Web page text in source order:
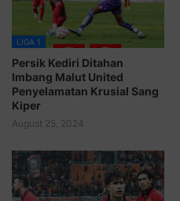
LIGA 1
Persik Kediri Ditahan
Imbang Malut United
Penyelamatan Krusial Sang
Kiper
August 25, 2024